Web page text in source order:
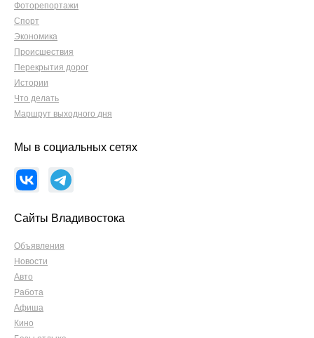
Фоторепортажи
Спорт
Экономика
Происшествия
Перекрытия дорог
Истории
Что делать
Маршрут выходного дня
Мы в социальных сетях
Сайты Владивостока
Объявления
Новости
Авто
Работа
Афиша
Кино